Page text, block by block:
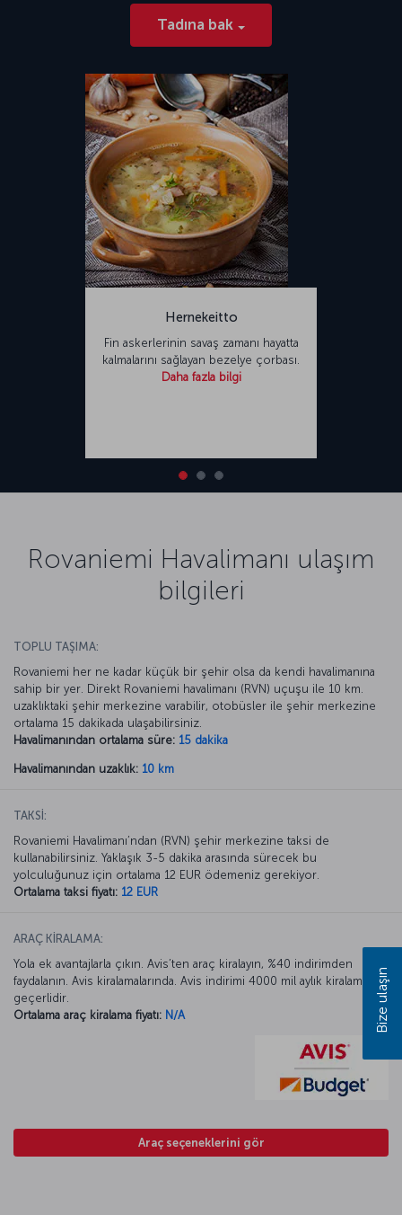
Tadına bak
Hernekeitto
Fin askerlerinin savaş zamanı hayatta
kalmalarını sağlayan bezelye çorbası.
Daha fazla bilgi
Rovaniemi Havalimanı ulaşım
bilgileri
TOPLU TAŞIMA:
Rovaniemi her ne kadar küçük bir şehir olsa da kendi havalimanına
sahip bir yer. Direkt Rovaniemi havalimanı (RVN) uçuşu ile 10 km.
uzaklıktaki şehir merkezine varabilir, otobüsler ile şehir merkezine
ortalama 15 dakikada ulaşabilirsiniz.
Havalimanından ortalama süre: 15 dakika
Havalimanından uzaklık: 10 km
TAKSİ:
Rovaniemi Havalimanı’ndan (RVN) şehir merkezine taksi de
kullanabilirsiniz. Yaklaşık 3-5 dakika arasında sürecek bu
yolculuğunuz için ortalama 12 EUR ödemeniz gerekiyor.
Ortalama taksi fiyatı: 12 EUR
ARAÇ KİRALAMA:
Yola ek avantajlarla çıkın. Avis’ten araç kiralayın, %40 indirimden
faydalanın. Avis kiralamalarında. Avis indirimi 4000 mil aylık kiralamada
geçerlidir.
Ortalama araç kiralama fiyatı: N/A
Araç seçeneklerini gör
Bize ulaşın